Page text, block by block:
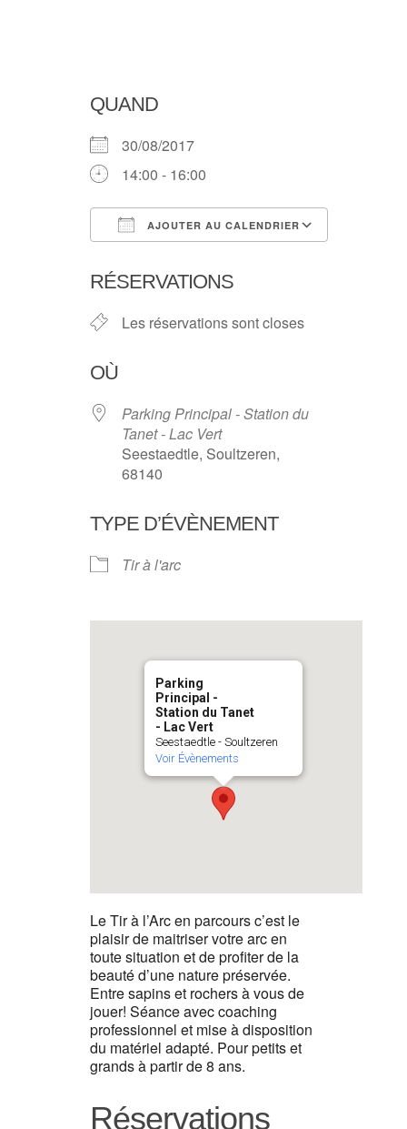
QUAND
30/08/2017
14:00 - 16:00
AJOUTER AU CALENDRIER
RÉSERVATIONS
Les réservations sont closes
OÙ
Parking Principal - Station du
Tanet - Lac Vert
Seestaedtle, Soultzeren,
68140
TYPE D’ÉVÈNEMENT
Tir à l'arc
Parking
Principal -
Station du Tanet
- Lac Vert
Seestaedtle - Soultzeren
Voir Évènements
Le Tir à l’Arc en parcours c’est le
plaisir de maitriser votre arc en
toute situation et de profiter de la
beauté d’une nature préservée.
Entre sapins et rochers à vous de
jouer! Séance avec coaching
professionnel et mise à disposition
du matériel adapté. Pour petits et
grands à partir de 8 ans.
Réservations